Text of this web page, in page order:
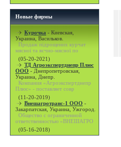
Новые фирмы
Курочка - Киевская,
Украина, Васильков.
Продаж підрощених курчат
мясної та яєчно-мясної по
(05-20-2021)
ТД Агроэкспертднепр Плюс
ООО - Днепропетровская,
Украина, Днепр.
Компания «Агроэкспертднепр
Плюс» - поставляет совр
(11-20-2019)
Внешагротранс-1 ООО -
Закарпатская, Украина, Ужгород.
Общество с ограниченной
ответственностью «ВНЕШАГРО
(05-16-2018)